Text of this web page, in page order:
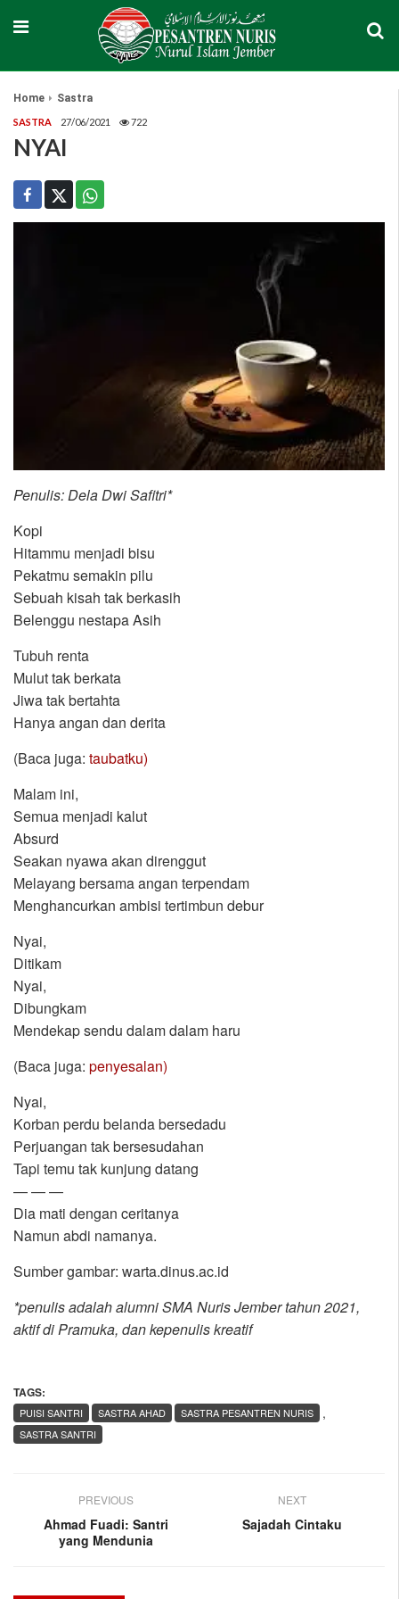
Home Sastra
SASTRA 27/06/2021 722
NYAI
Penulis: Dela Dwi Safitri*
Kopi
Hitammu menjadi bisu
Pekatmu semakin pilu
Sebuah kisah tak berkasih
Belenggu nestapa Asih
Tubuh renta
Mulut tak berkata
Jiwa tak bertahta
Hanya angan dan derita
(Baca juga: taubatku)
Malam ini,
Semua menjadi kalut
Absurd
Seakan nyawa akan direnggut
Melayang bersama angan terpendam
Menghancurkan ambisi tertimbun debur
Nyai,
Ditikam
Nyai,
Dibungkam
Mendekap sendu dalam dalam haru
(Baca juga: penyesalan)
Nyai,
Korban perdu belanda bersedadu
Perjuangan tak bersesudahan
Tapi temu tak kunjung datang
— — —
Dia mati dengan ceritanya
Namun abdi namanya.
Sumber gambar: warta.dinus.ac.id
*penulis adalah alumni SMA Nuris Jember tahun 2021,
aktif di Pramuka, dan kepenulis kreatif
TAGS:
,
PUISI SANTRI SASTRA AHAD
SASTRA PESANTREN NURIS
SASTRA SANTRI
PREVIOUS
Ahmad Fuadi: Santri
yang Mendunia
NEXT
Sajadah Cintaku